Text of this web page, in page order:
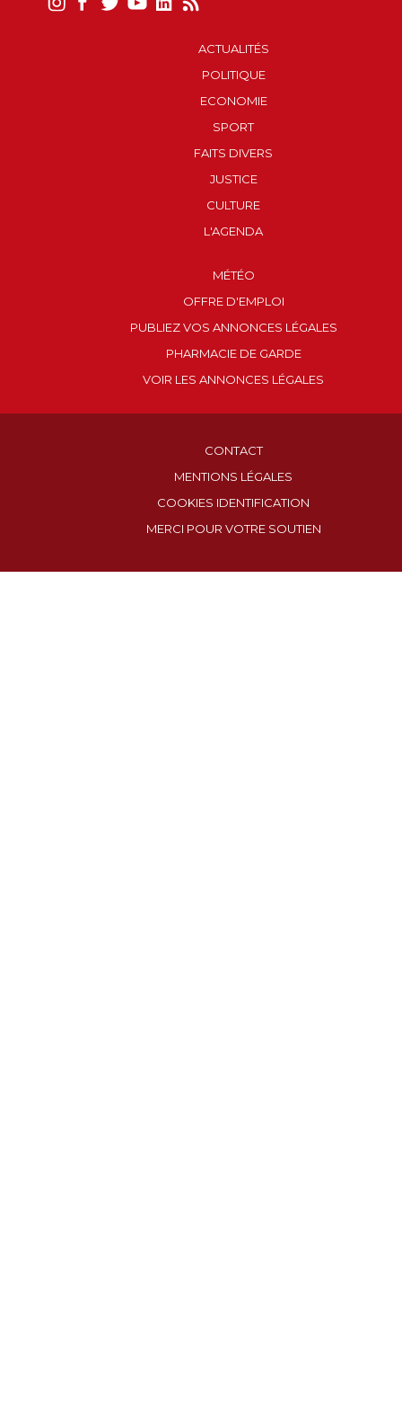
ACTUALITÉS
POLITIQUE
ECONOMIE
SPORT
FAITS DIVERS
JUSTICE
CULTURE
L'AGENDA
MÉTÉO
OFFRE D'EMPLOI
PUBLIEZ VOS ANNONCES LÉGALES
PHARMACIE DE GARDE
VOIR LES ANNONCES LÉGALES
CONTACT
MENTIONS LÉGALES
COOKIES IDENTIFICATION
MERCI POUR VOTRE SOUTIEN